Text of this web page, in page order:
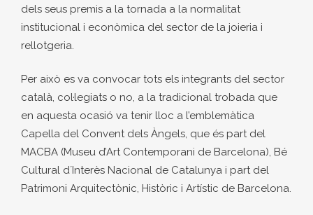
dels seus premis a la tornada a la normalitat
institucional i econòmica del sector de la joieria i
rellotgeria.
Per això es va convocar tots els integrants del sector
català, col·legiats o no, a la tradicional trobada que
en aquesta ocasió va tenir lloc a l’emblemàtica
Capella del Convent dels Àngels, que és part del
MACBA (Museu d’Art Contemporani de Barcelona), Bé
Cultural d´Interès Nacional de Catalunya i part del
Patrimoni Arquitectònic, Històric i Artístic de Barcelona.